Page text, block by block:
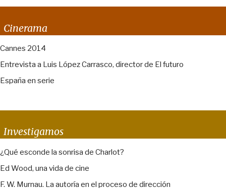
Cinerama
Cannes 2014
Entrevista a Luis López Carrasco, director de El futuro
España en serie
Investigamos
¿Qué esconde la sonrisa de Charlot?
Ed Wood, una vida de cine
F. W. Murnau. La autoría en el proceso de dirección